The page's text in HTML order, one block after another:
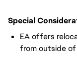
Special
EA offers
from outside of